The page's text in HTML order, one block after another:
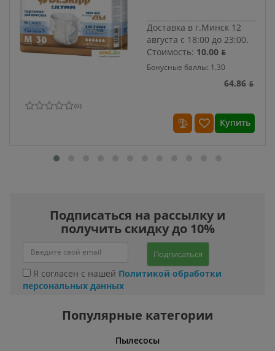
Доставка в г.Минск 12
августа с 18:00 до 23:00.
Стоимость: 10.00 ƃ
Бонусные баллы: 1.30
64.86 ƃ
(0)
Купить
Подписаться на рассылку и
получить скидку до 10%
Подписаться
Я согласен с нашей Политикой обработки
персональных данных
Популярные категории
Пылесосы